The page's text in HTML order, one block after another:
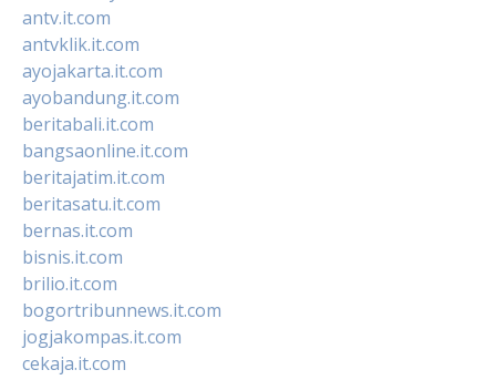
antv.it.com
antvklik.it.com
ayojakarta.it.com
ayobandung.it.com
beritabali.it.com
bangsaonline.it.com
beritajatim.it.com
beritasatu.it.com
bernas.it.com
bisnis.it.com
brilio.it.com
bogortribunnews.it.com
jogjakompas.it.com
cekaja.it.com